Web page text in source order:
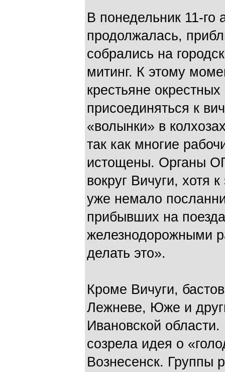
В понедельник 11-го
продолжалась,
собрались на
митинг. К этому
крестьяне
присоединяться к
«волынки» в
так как многие
истощены. Органы
вокруг Вичуги, хотя
уже немало
прибывших на
железнодорожными
делать это».
Кроме Вичуги,
Лежневе, Юже и
Ивановской
созрела идея о
Вознесенск. Группы